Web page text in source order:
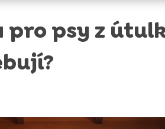
psy z